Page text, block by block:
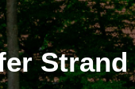
Strand